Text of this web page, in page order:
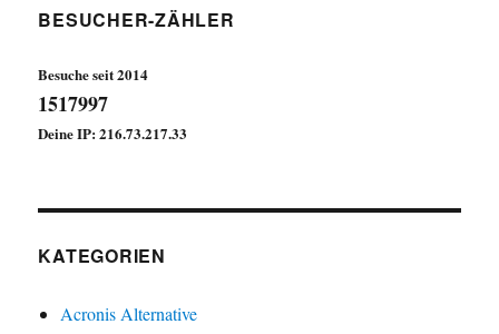
BESUCHER-ZÄHLER
Besuche seit 2014
1517997
Deine IP: 216.73.217.33
KATEGORIEN
Acronis Alternative